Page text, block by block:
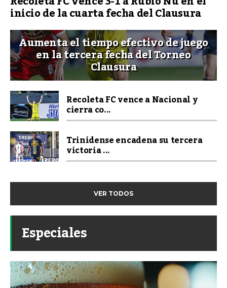
inicio de la cuarta fecha del Clausura
Aumenta el tiempo efectivo de juego
en la tercera fecha del Torneo
Clausura
Recoleta FC vence a Nacional y
cierra co...
Trinidense encadena su tercera
victoria ...
VER TODOS
Especiales